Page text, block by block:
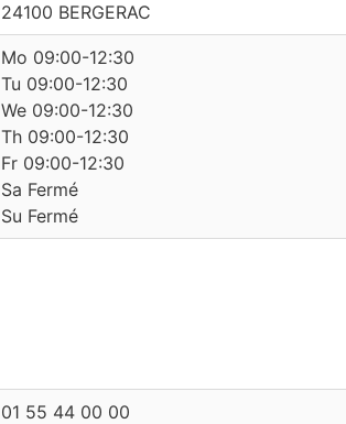
24100 BERGERAC
Mo 09:00-12:30
Tu 09:00-12:30
We 09:00-12:30
Th 09:00-12:30
Fr 09:00-12:30
Sa Fermé
Su Fermé
01 55 44 00 00